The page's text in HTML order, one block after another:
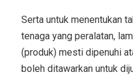
Serta untuk menentukan
tenaga yang peralatan,
(produk) mesti dipenuhi
boleh ditawarkan untuk